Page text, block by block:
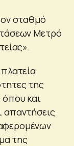
σταθμό
Μετρό
της
και
απαντήσεις
της